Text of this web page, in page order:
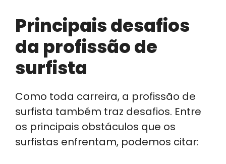
Principais desafios
da profissão de
surfista
Como toda carreira, a profissão de
surfista também traz desafios. Entre
os principais obstáculos que os
surfistas enfrentam, podemos citar: